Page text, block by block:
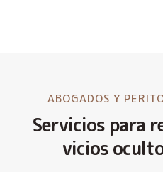
ABOGADOS Y
Servicios para
vicios